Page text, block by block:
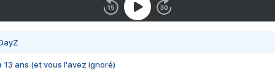
13 ans (et vous l'avez ignoré)